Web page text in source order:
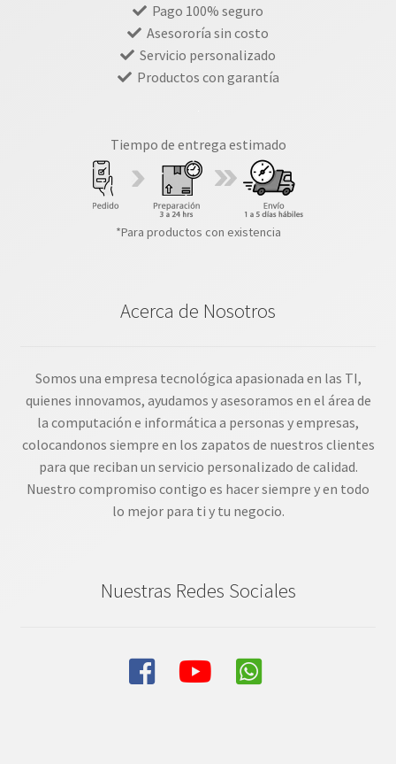
Pago 100% seguro
Asesororía sin costo
Servicio personalizado
Productos con garantía
Tiempo de entrega estimado
*Para productos con existencia
Acerca de Nosotros
Somos una empresa tecnológica apasionada en las TI,
quienes innovamos, ayudamos y asesoramos en el área de
la computación e informática a personas y empresas,
colocandonos siempre en los zapatos de nuestros clientes
para que reciban un servicio personalizado de calidad.
Nuestro compromiso contigo es hacer siempre y en todo
lo mejor para ti y tu negocio.
Nuestras Redes Sociales